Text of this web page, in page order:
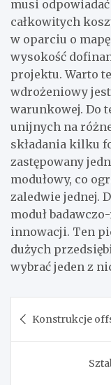
musi
całkowitych
w oparciu o
wysokość
projektu. Warto
wdrożeniowy
warunkowej. Do
unijnych na
składania kilku
zastępowany
modułowy, co
zaledwie jednej.
moduł
innowacji. Ten
dużych
wybrać jeden z
wpisu
Konstrukcje